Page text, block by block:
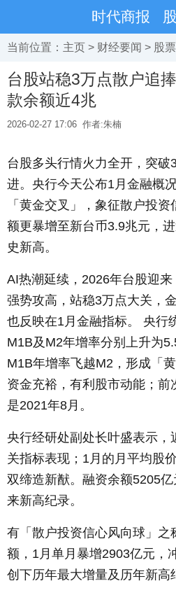
时代商报
当前位置： 主页 > 财经要闻 > 股
台股站稳3万点散户追
款余额近4兆
2026-02-27 17:06 作者:朱楠
台股多头行情火力全开，突破
进。央行今天公布1月金融概
「黄金交叉」，象征散户投
额更暴增至新台币3.9兆元，
史新高。
AI热潮延续，2026年台股迎
强势攻高，站稳3万点大关，
也反映在1月金融指标。 央行
M1B及M2年增率分别上升为
M1B年增率飞越M2，形成「
资金充裕，有利股市动能；前
是2021年8月。
央行经研处副处长叶盛表示，
关指标表现；1月的月平均股
双缔造新猷。融资余额5205
来新高纪录。
有「散户投资信心风向球」之
额，1月单月暴增2903亿元，
创下历年最大增量及历年新高